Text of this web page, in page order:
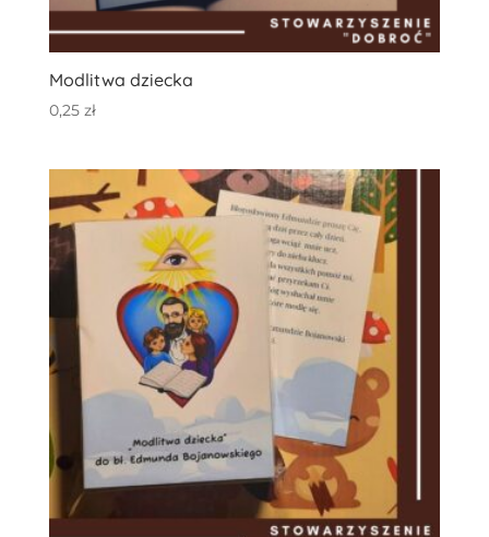
Modlitwa dziecka
0,25 zł